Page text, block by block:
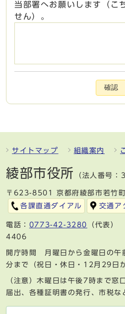
当部署へお願いします（こ
せん）。
確認
サイトマップ 組織案内
綾部市役所 （法人番号
〒623-8501 京都府綾部市若竹
各課直通ダイアル
交通ア
電話： 0773-42-3280
（代表
4406
開庁時間 月曜日から金曜日の
分まで（祝日・休日・12月29日
（注意）木曜日は午後7時まで窓
届出、各種証明書の発行、市税な